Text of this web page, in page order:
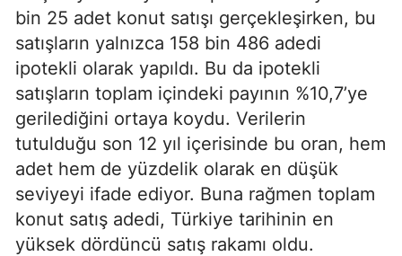
bin 25 adet konut satışı gerçekleşirken, bu
satışların yalnızca 158 bin 486 adedi
ipotekli olarak yapıldı. Bu da ipotekli
satışların toplam içindeki payının %10,7’ye
gerilediğini ortaya koydu. Verilerin
tutulduğu son 12 yıl içerisinde bu oran, hem
adet hem de yüzdelik olarak en düşük
seviyeyi ifade ediyor. Buna rağmen toplam
konut satış adedi, Türkiye tarihinin en
yüksek dördüncü satış rakamı oldu.